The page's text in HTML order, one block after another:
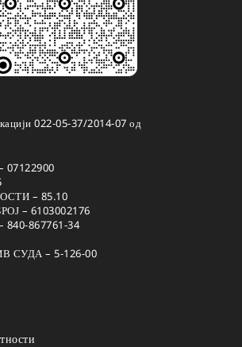
022-05-37/2014-07 од
– 85.10
– 6103002176
867761-34
СУДА – 5-126-00